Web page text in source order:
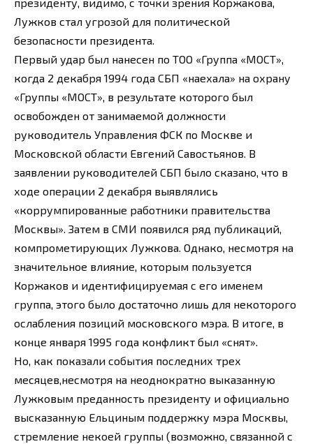
президенту, видимо, с точки зрения Коржакова,
Лужков стал угрозой для политической
безопасности президента.
Первый удар был нанесен по ТОО «Группа «МОСТ»,
когда 2 декабря 1994 года СБП «наехала» на охрану
«Группы «МОСТ», в результате которого был
освобожден от занимаемой должности
руководитель Управления ФСК по Москве и
Московской области Евгений Савостьянов. В
заявлении руководителей СБП было сказано, что в
ходе операции 2 декабря выявлялись
«коррумпированные работники правительства
Москвы». Затем в СМИ появился ряд публикаций,
компрометирующих Лужкова. Однако, несмотря на
значительное влияние, которым пользуется
Коржаков и идентифицируемая с его именем
группа, этого было достаточно лишь для некоторого
ослабления позиций московского мэра. В итоге, в
конце января 1995 года конфликт был «снят».
Но, как показали события последних трех
месяцев,несмотря на неоднократно выказанную
Лужковым преданность президенту и официально
высказанную Ельциным поддержку мэра Москвы,
стремление некоей группы (возможно, связанной с